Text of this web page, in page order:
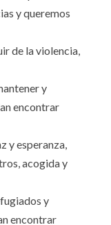
y queremos
de la violencia,
y
encontrar
y esperanza,
acogida y
y
encontrar